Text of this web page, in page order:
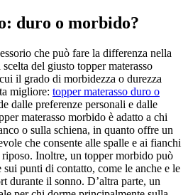
duro o morbido?
che può fare la differenza nella
del giusto topper materasso
il grado di morbidezza o durezza
migliore: topper materasso duro o
dalle preferenze personali e dalle
materasso morbido è adatto a chi
o sulla schiena, in quanto offre un
che consente alle spalle e ai fianchi
Inoltre, un topper morbido può
sui punti di contatto, come le anche e le
durante il sonno. D’altra parte, un